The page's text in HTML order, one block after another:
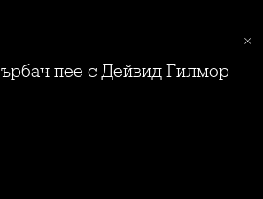
пее с Дейвид Гилмор